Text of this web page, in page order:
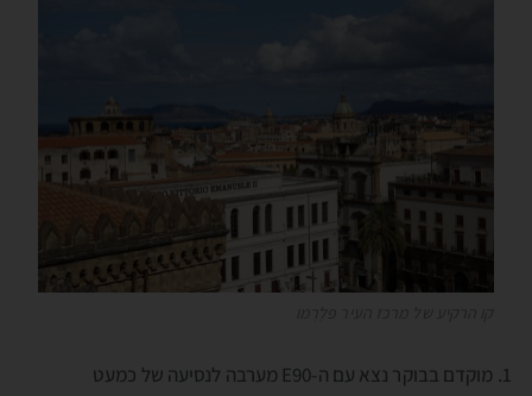
מוקדם בבוקר נצא עם ה-E90 מערבה לנסיעה של כמעט